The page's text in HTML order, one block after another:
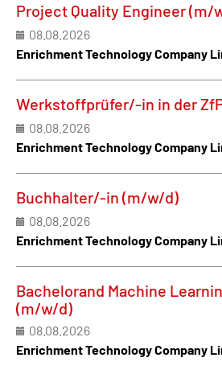
Project Quality Engineer (m/
08.08.2026
Enrichment Technology Company
Werkstoffprüfer/-in in der
08.08.2026
Enrichment Technology Company
Buchhalter/-in (m/w/d)
08.08.2026
Enrichment Technology Company
Bachelorand Machine
(m/w/d)
08.08.2026
Enrichment Technology Company